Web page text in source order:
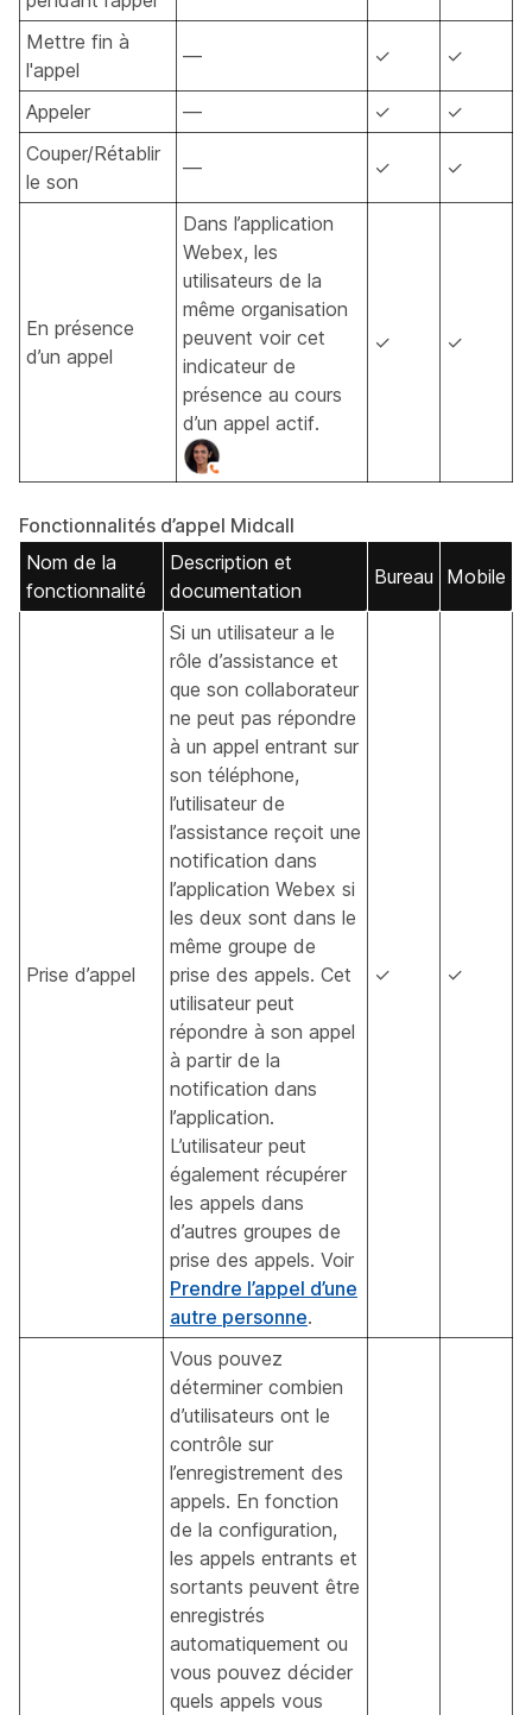
Mettre fin à
l'appel
— ✓ ✓
Appeler — ✓
✓
Couper/Rétablir
le son
— ✓ ✓
En présence
d’un appel
Dans l’application
Webex, les
utilisateurs de la
même organisation
peuvent voir cet
indicateur de
présence au cours
d’un appel actif.
✓ ✓
Fonctionnalités d’appel Midcall
Nom de la
fonctionnalité
Description et
documentation
Bureau Mobile
Prise d’appel
Si un utilisateur a le
rôle d’assistance et
que son collaborateur
ne peut pas répondre
à un appel entrant sur
son téléphone,
l’utilisateur de
l’assistance reçoit une
notification dans
l’application Webex si
les deux sont dans le
même groupe de
prise des appels. Cet
utilisateur peut
répondre à son appel
à partir de la
notification dans
l’application.
L’utilisateur peut
également récupérer
les appels dans
d’autres groupes de
prise des appels. Voir
Prendre l’appel d’une
autre personne.
✓ ✓
Vous pouvez
déterminer combien
d’utilisateurs ont le
contrôle sur
l’enregistrement des
appels. En fonction
de la configuration,
les appels entrants et
sortants peuvent être
enregistrés
automatiquement ou
vous pouvez décider
quels appels vous